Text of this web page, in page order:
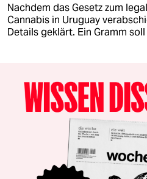
Nachdem das Gesetz zum
Cannabis in Uruguay
Details geklärt. Ein Gramm